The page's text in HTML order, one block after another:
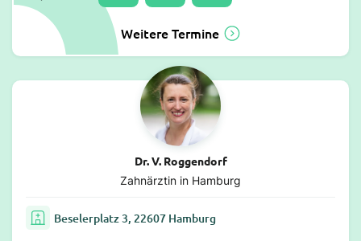
Weitere Termine
Dr. V. Roggendorf
Zahnärztin in Hamburg
Beselerplatz 3, 22607 Hamburg